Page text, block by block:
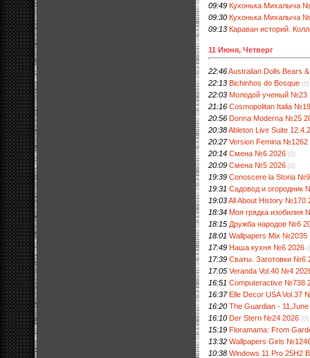
09:49 Кухонька Михалыча
09:30 Кухонька Михалыча
09:13 Караван историй.
11 Июня, Четверг
22:46Australian Dolls Bears
22:13 Bichinhos do Bosque (0)
22:03 Молодой ученый №23
21:16 Cosmopolitan Italia
20:56 Donna Moderna №25
20:38Ableton Live Suite
20:27 Version Femina №1262
20:14 Смена №6 2026 (0)
20:09 Смена №5 2026 (0)
19:39 Conoscere la Storia
19:31 Садовод и огородник
19:03All About History №170
18:34 Моя грядка изобилия
18:15 Дружба народов №6
18:01 Wallpapers Mix №2035
17:49 Наша кухня №6 2026
17:39 Сваты. Заготовки №6
17:05 Veranda Vol.40 №4
16:51 Computeractive №738
16:37 Elle Decor USA Vol.37
16:20 The Guardian - 11,June
16:10 Der Stern №24 2026 (0)
15:19 Floramama: From
13:32 Wallpapers Girls
10:38 Windows 11 Pro 25H2